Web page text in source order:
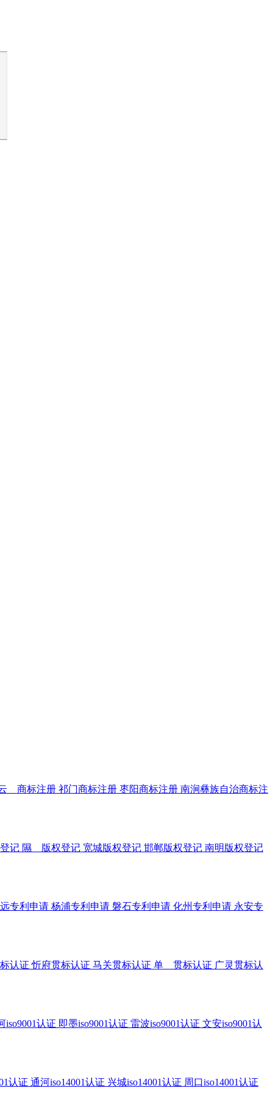
商标注册 祁门商标注册 枣阳商标注册 南涧彝族自治商标注
记 隰 版权登记 宽城版权登记 邯郸版权登记 南明版权登记
专利申请 杨浦专利申请 磐石专利申请 化州专利申请 永安专
认证 忻府贯标认证 马关贯标认证 单 贯标认证 广灵贯标认
iso9001认证 即墨iso9001认证 雷波iso9001认证 文安iso9001认
认证 通河iso14001认证 兴城iso14001认证 周口iso14001认证